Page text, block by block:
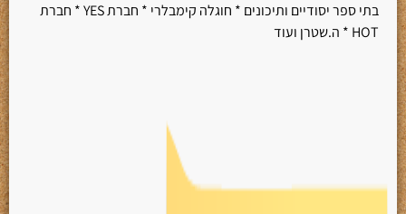
בתי ספר יסודיים ותיכונים * חוגלה קימבלרי * חברת YES * חברת
HOT * ה.שטרן ועוד